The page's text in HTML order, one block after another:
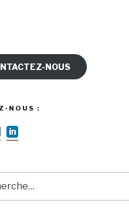
NOUS
NOUS :